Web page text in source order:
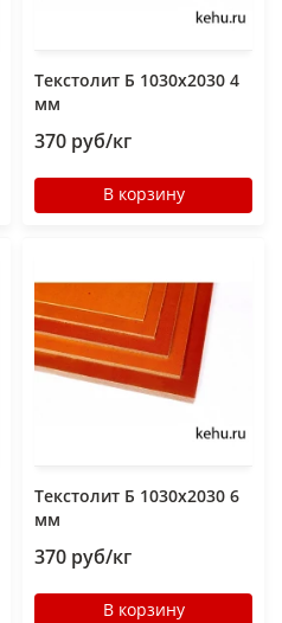
Текстолит Б 1030х2030 4
мм
370 руб/кг
В корзину
Текстолит Б 1030х2030 6
мм
370 руб/кг
В корзину